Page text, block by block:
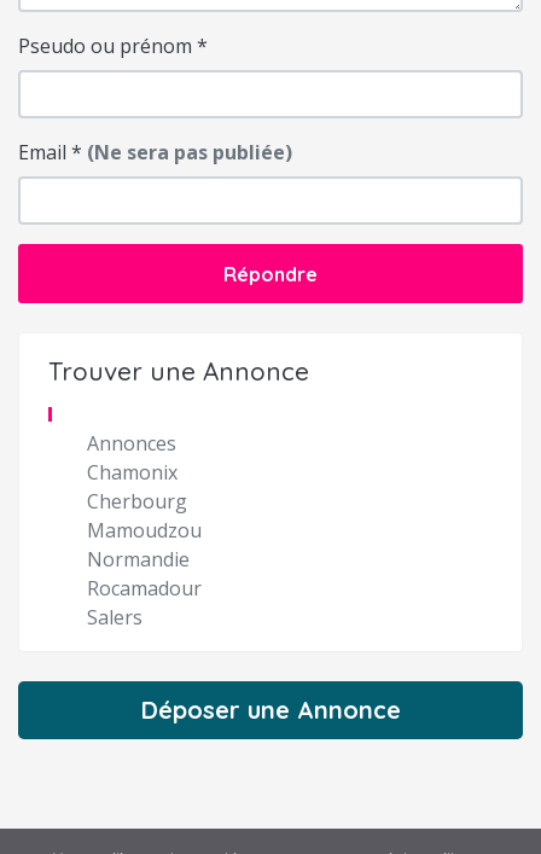
Pseudo ou prénom *
Email * (Ne sera pas publiée)
Répondre
Trouver une Annonce
Annonces
Chamonix
Cherbourg
Mamoudzou
Normandie
Rocamadour
Salers
Déposer une Annonce